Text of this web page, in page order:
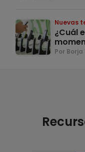
Nuevas
¿Cuál
Por